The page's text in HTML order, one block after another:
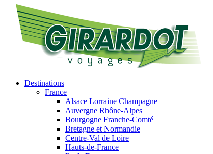
Destinations
France
Alsace Lorraine Champagne
Auvergne Rhône-Alpes
Bourgogne Franche-Comté
Bretagne et Normandie
Centre-Val de Loire
Hauts-de-France